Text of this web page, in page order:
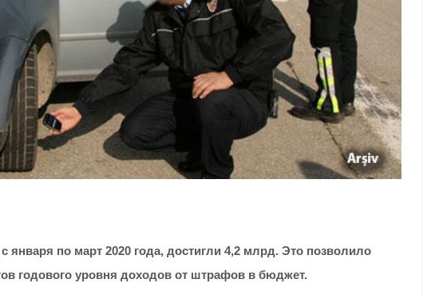
по март 2020 года, достигли 4,2 млрд. Это позволило
годового уровня доходов от штрафов в бюджет.